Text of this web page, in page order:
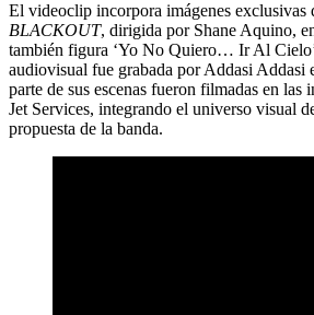
El videoclip incorpora imágenes exclusivas
BLACKOUT, dirigida por Shane Aquino,
también figura ‘Yo No Quiero… Ir Al
audiovisual fue grabada por Addasi Addasi
parte de sus escenas fueron filmadas en las
Jet Services, integrando el universo visual
propuesta de la banda.